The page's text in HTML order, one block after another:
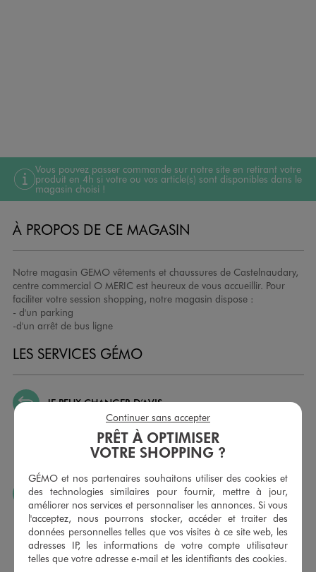
Vous pouvez passer commande sur notre site en retirant votre
produit en 4h si votre ou vos article(s) sont disponibles dans le
magasin choisi !
À PROPOS DE CE MAGASIN
Notre magasin GEMO vêtements et chaussures de Castelnaudary,
centre commercial O MERIC est heureux de vous accueillir. Pour
faciliter votre session shopping, notre magasin dispose :
- d'un parking
-d'un arrêt de bus ligne
LES SERVICES GÉMO
JE PEUX CHANGER D’AVIS
Nous échangeons et vous proposons un avoir ou un
remboursement pour tout article non porté, non retouché,
sous 30 jours, sur simple présentation du ticket de caisse,
JE PEUX FAIRE RETOUCHER MES ARTICLES
Ourlets, ceintures… vous avez la possibilité de faire
retoucher vos articles textiles dans nos magasins. Les tarifs
sont à votre disposition sur simple demande. Voir
conditions en magasins.
PRÊT À OPTIMISER
VOTRE SHOPPING ?
GÉMO et nos partenaires souhaitons utiliser des cookies et
des technologies similaires pour fournir, mettre à jour,
améliorer nos services et personnaliser les annonces. Si vous
l'acceptez, nous pourrons stocker, accéder et traiter des
données personnelles telles que vos visites à ce site web, les
adresses IP, les informations de votre compte utilisateur
telles que votre adresse e-mail et les identifiants des cookies.
Continuer sans accepter